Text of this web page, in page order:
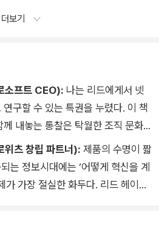
겠다는 생각으로 하라)
받아들이거나 거부하라)
.
하는 사람의 문화에 맞춰 전달하
더보기
소프트 CEO): 나는 리드에게서 넷
구할 수 있는 특권을 누렸다. 이 책
내놓는 통찰은 탁월한 조직 문화를
게 더없이 소중한 자료가 될 것이다.
위츠 창립 파트너): 제품의 수명이 짧
는 정보시대에는 ‘어떻게 혁신을 계
가 가장 절실한 화두다. 리드 헤이스